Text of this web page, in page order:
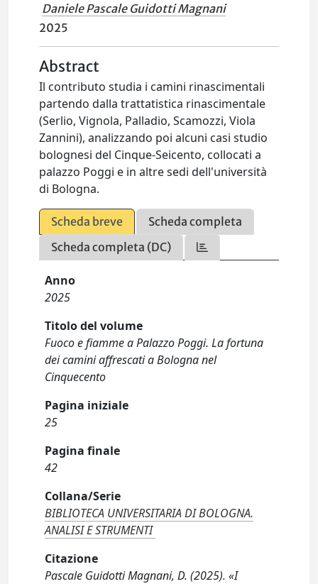
Daniele Pascale Guidotti Magnani
2025
Abstract
Il contributo studia i camini rinascimentali
partendo dalla trattatistica rinascimentale
(Serlio, Vignola, Palladio, Scamozzi, Viola
Zannini), analizzando poi alcuni casi studio
bolognesi del Cinque-Seicento, collocati a
palazzo Poggi e in altre sedi dell'università
di Bologna.
Scheda breve
Scheda completa
Scheda completa (DC)
Anno
2025
Titolo del volume
Fuoco e fiamme a Palazzo Poggi. La fortuna
dei camini affrescati a Bologna nel
Cinquecento
Pagina iniziale
25
Pagina finale
42
Collana/Serie
BIBLIOTECA UNIVERSITARIA DI BOLOGNA.
ANALISI E STRUMENTI
Citazione
Pascale Guidotti Magnani, D. (2025). «I